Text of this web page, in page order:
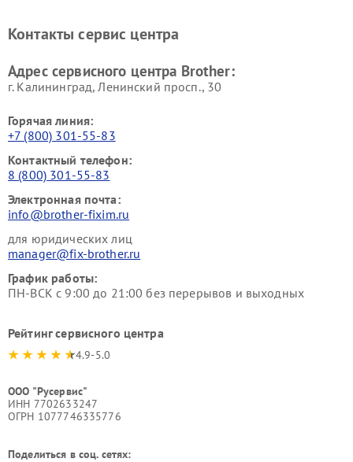
Контакты сервис центра
Адрес сервисного центра Brother:
г. Калининград, Ленинский просп., 30
Горячая линия:
+7 (800) 301-55-83
Контактный телефон:
8 (800) 301-55-83
Электронная почта:
info@brother-fixim.ru
для юридических лиц
manager@fix-brother.ru
График работы:
ПН-ВСК с 9:00 до 21:00 без перерывов и выходных
Рейтинг сервисного центра
4.9-5.0
ООО "Русервис"
ИНН 7702633247
ОГРН 1077746335776
Поделиться в соц. сетях: